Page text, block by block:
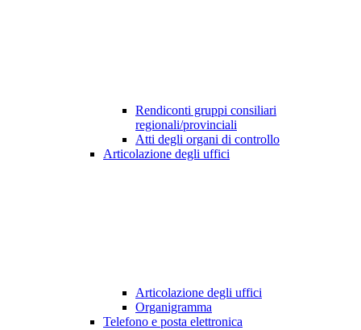
Rendiconti gruppi consiliari
regionali/provinciali
Atti degli organi di controllo
Articolazione degli uffici
Articolazione degli uffici
Organigramma
Telefono e posta elettronica